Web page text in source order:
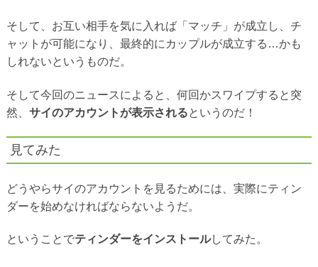
そして、お互い相手を気に入れば「マッチ」が成立し、チ
ャットが可能になり、最終的にカップルが成立する…かも
しれないというものだ。
そして今回のニュースによると、何回かスワイプすると突
然、 サイのアカウントが表示されるというのだ！
見てみた
どうやらサイのアカウントを見るためには、実際にティン
ダーを始めなければならないようだ。
ということでティンダーをインストールしてみた。